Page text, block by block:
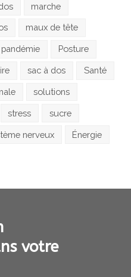
marche
maux de tête
pandémie Posture
sac à dos Santé
solutions
stress sucre
nerveux Énergie
votre